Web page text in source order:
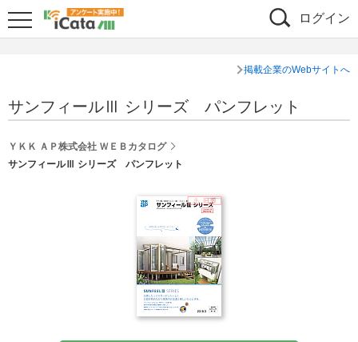
ログイン
掲載企業のWebサイトへ
サンフィールⅢ シリーズ パンフレット
ＹＫＫ ＡＰ株式会社 ＷＥＢカタログ
サンフィールⅢ シリーズ パンフレット